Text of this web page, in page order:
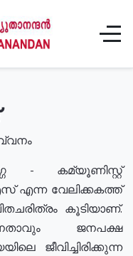
- കമ്യൂണിസ്റ്റ്
എന്ന വേലിക്കകത്ത്
കൂടിയാണ്.
ജനപക്ഷ
ജീവിച്ചിരിക്കുന്ന